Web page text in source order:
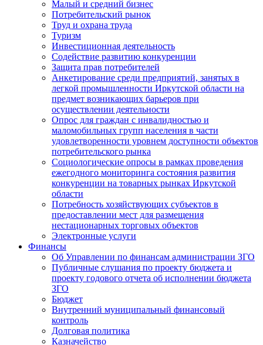
Малый и средний бизнес
Потребительский рынок
Труд и охрана труда
Туризм
Инвестиционная деятельность
Содействие развитию конкуренции
Защита прав потребителей
Анкетирование среди предприятий, занятых в
легкой промышленности Иркутской области на
предмет возникающих барьеров при
осуществлении деятельности
Опрос для граждан с инвалидностью и
маломобильных групп населения в части
удовлетворенности уровнем доступности объектов
потребительского рынка
Социологические опросы в рамках проведения
ежегодного мониторинга состояния развития
конкуренции на товарных рынках Иркутской
области
Потребность хозяйствующих субъектов в
предоставлении мест для размещения
нестационарных торговых объектов
Электронные услуги
Финансы
Об Управлении по финансам администрации ЗГО
Публичные слушания по проекту бюджета и
проекту годового отчета об исполнении бюджета
ЗГО
Бюджет
Внутренний муниципальный финансовый
контроль
Долговая политика
Казначейство